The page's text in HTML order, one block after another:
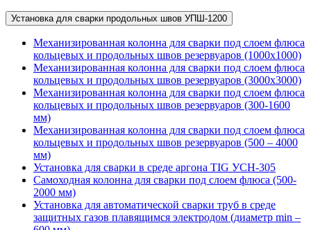
Установка для сварки продольных швов УПШ-1200
Механизированная колонна для сварки под слоем флюса
кольцевых и продольных швов резервуаров (1000х1000)
Механизированная колонна для сварки под слоем флюса
кольцевых и продольных швов резервуаров (3000х3000)
Механизированная колонна для сварки под слоем флюса
кольцевых и продольных швов резервуаров (300-1600
мм)
Механизированная колонна для сварки под слоем флюса
кольцевых и продольных швов резервуаров (500 – 4000
мм)
Установка для сварки в среде аргона TIG УСН-305
Самоходная колонна для сварки под слоем флюса (500-
2000 мм)
Установка для автоматической сварки труб в среде
защитных газов плавящимся электродом (диаметр min –